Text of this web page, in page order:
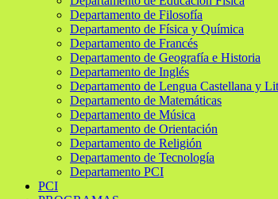
Departamento de Filosofía
Departamento de Física y Química
Departamento de Francés
Departamento de Geografía e Historia
Departamento de Inglés
Departamento de Lengua Castellana y
Departamento de Matemáticas
Departamento de Música
Departamento de Orientación
Departamento de Religión
Departamento de Tecnología
Departamento PCI
PCI